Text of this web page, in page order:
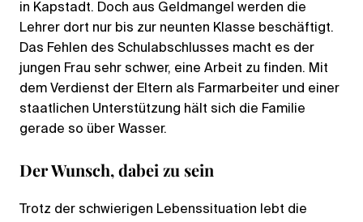
in Kapstadt. Doch aus Geldmangel werden die
Lehrer dort nur bis zur neunten Klasse beschäftigt.
Das Fehlen des Schulabschlusses macht es der
jungen Frau sehr schwer, eine Arbeit zu finden. Mit
dem Verdienst der Eltern als Farmarbeiter und einer
staatlichen Unterstützung hält sich die Familie
gerade so über Wasser.
Der Wunsch, dabei zu sein
Trotz der schwierigen Lebenssituation lebt die